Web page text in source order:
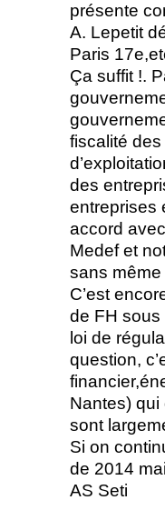
présente
A. Lepetit
Paris
Ça suffit !.
fiscalité
des
entreprises
accord
Medef et
sans
C’est
de FH sous
loi de
question,
Nantes)
sont
Si on
de 2014
AS Seti